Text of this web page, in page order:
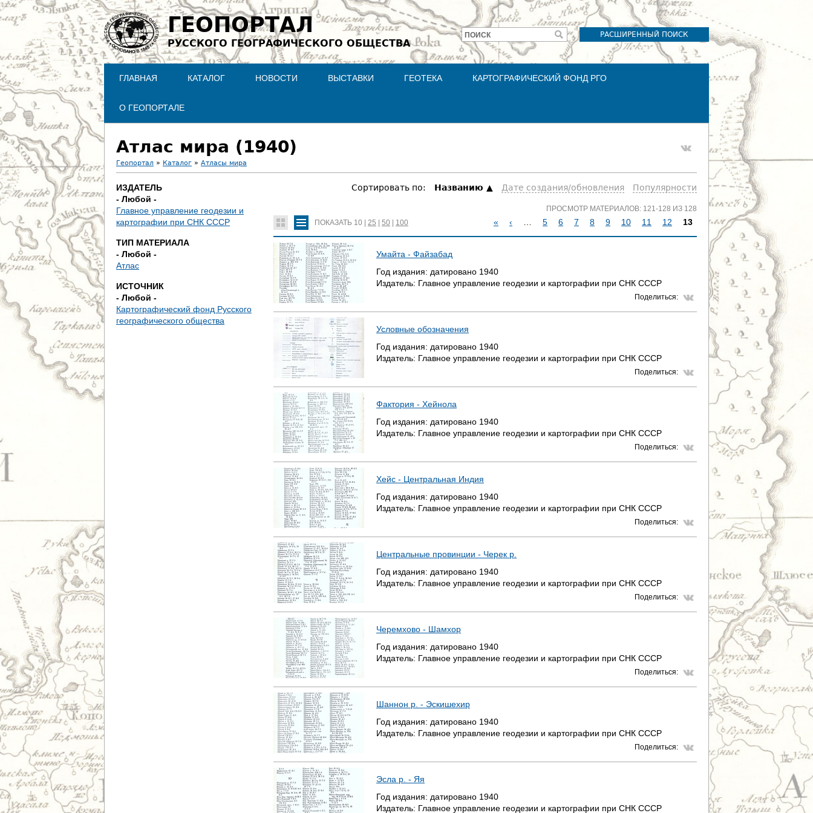
Jump to navigation
ГЕОПОРТАЛ
РУССКОГО ГЕОГРАФИЧЕСКОГО ОБЩЕСТВА
РАСШИРЕННЫЙ ПОИСК
Форма
поиска
ПОИСК
ГЛАВНАЯ КАТАЛОГ НОВОСТИ ВЫСТАВКИ ГЕОТЕКА КАРТОГРАФИЧЕСКИЙ ФОНД РГО
О ГЕОПОРТАЛЕ
Атлас мира (1940)
В
ы
з
д
с
ь
Геопортал » Каталог » Атласы мира
ИЗДАТЕЛЬ
- Любой -
Главное управление геодезии и
картографии при СНК СССР
ТИП МАТЕРИАЛА
- Любой -
Атлас
ИСТОЧНИК
- Любой -
Картографический фонд Русского
географического общества
Сортировать по: Hазванию Дате создания/обновления Популярности
ПОКАЗАТЬ 10 25 50 100
ПРОСМОТР МАТЕРИАЛОВ: 121-128 ИЗ 128
С
Р
А
И
« ‹ 5 6 7 8 9 10 11 12 13
Умайта - Файзабад
Год издания: датировано 1940
Издатель: Главное управление геодезии и картографии при СНК СССР
Поделиться:
Условные обозначения
Год издания: датировано 1940
Издатель: Главное управление геодезии и картографии при СНК СССР
Поделиться:
Фактория - Хейнола
Год издания: датировано 1940
Издатель: Главное управление геодезии и картографии при СНК СССР
Поделиться:
Хейс - Центральная Индия
Год издания: датировано 1940
Издатель: Главное управление геодезии и картографии при СНК СССР
Поделиться:
Центральные провинции - Черек р.
Год издания: датировано 1940
Издатель: Главное управление геодезии и картографии при СНК СССР
Поделиться:
Черемхово - Шамхор
Год издания: датировано 1940
Издатель: Главное управление геодезии и картографии при СНК СССР
Поделиться:
Шаннон р. - Эскишехир
Год издания: датировано 1940
Издатель: Главное управление геодезии и картографии при СНК СССР
Поделиться:
Эсла р. - Яя
Год издания: датировано 1940
Издатель: Главное управление геодезии и картографии при СНК СССР